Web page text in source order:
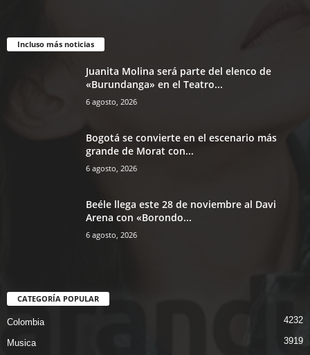
Incluso más noticias
Juanita Molina será parte del elenco de
«Burundanga» en el Teatro...
6 agosto, 2026
Bogotá se convierte en el escenario más
grande de Morat con...
6 agosto, 2026
Beéle llega este 28 de noviembre al Davi
Arena con «Borondo...
6 agosto, 2026
CATEGORÍA POPULAR
Colombia 4232
Musica 3919